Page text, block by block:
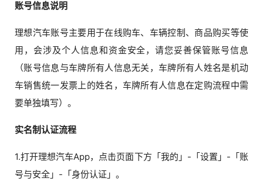
账号信息说明
理想汽车账号主要用于在线购车、车辆控制、商品购买等使
用，会涉及个人信息和资金安全，请您妥善保管账号信息
（账号信息与车牌所有人信息无关，车牌所有人姓名是机动
车销售统一发票上的姓名，车牌所有人信息在定购流程中需
要单独填写）。
实名制认证流程
1.打开理想汽车App，点击页面下方「我的」-「设置」-「账
号与安全」-「身份认证」。